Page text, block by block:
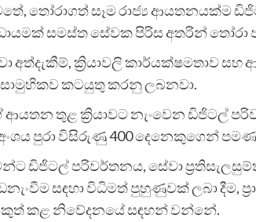
තෝරාගත් සෑම රාජ්‍ය ආයතනයක්ම
සමස්ත සේවක පිරිස අතරින් තෝරා
අත්දැකීම්, ක්‍රියාවලි කාර්යක්ෂමතාව
කටයුතු කරනු ලබනවා.
තුළ ක්‍රියාවට නැංවෙන ඩිජිටල්
අංශය පුරා විසිරුණු 400 දෙනෙකුගෙන්
ඩිජිටල් පරිවර්තනය, සේවා
සඳහා විධිමත් පුහුණුවක් ලබා දීම,
කළ නිවේදනයේ සඳහන් වන්නේ.